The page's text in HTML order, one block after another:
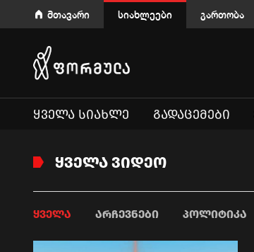
მთავარი სიახლეები გართობა
ᲧᲕᲔᲚᲐ ᲡᲘᲐᲮᲚᲔ ᲒᲐᲓᲐᲪᲔᲛᲔᲑᲘ
ᲧᲕᲔᲚᲐ ᲕᲘᲓᲔᲝ
ᲧᲕᲔᲚᲐ ᲐᲠᲩᲔᲕᲜᲔᲑᲘ ᲞᲝᲚᲘᲢᲘᲙᲐ